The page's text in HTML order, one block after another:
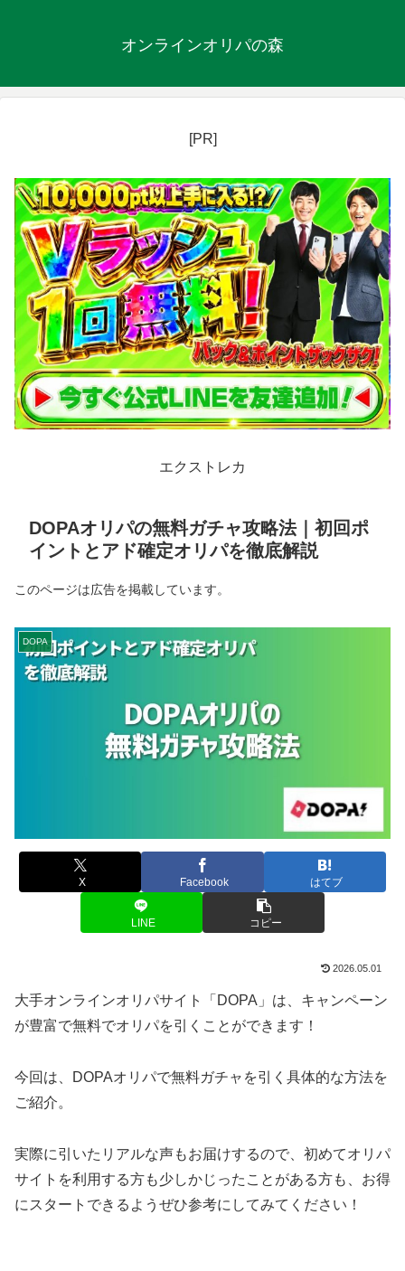
オンラインオリパの森
[PR]
エクストレカ
DOPAオリパの無料ガチャ攻略法｜初回ポ
イントとアド確定オリパを徹底解説
このページは広告を掲載しています。
DOPA
X Facebook はてブ
LINE コピー
2026.05.01
大手オンラインオリパサイト「DOPA」は、キャンペーン
が豊富で無料でオリパを引くことができます！
今回は、DOPAオリパで無料ガチャを引く具体的な方法を
ご紹介。
実際に引いたリアルな声もお届けするので、初めてオリパ
サイトを利用する方も少しかじったことがある方も、お得
にスタートできるようぜひ参考にしてみてください！